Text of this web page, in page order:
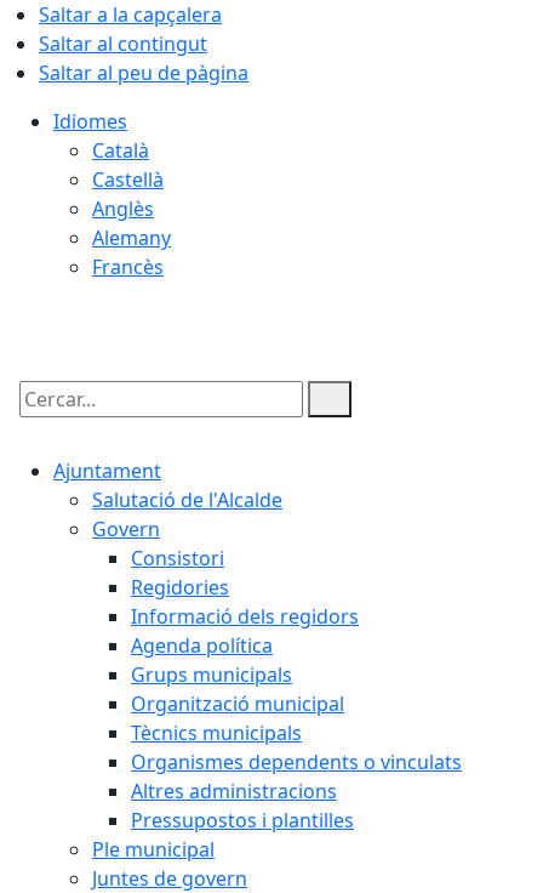
Saltar a la capçalera
Saltar al contingut
Saltar al peu de pàgina
Idiomes
Català
Castellà
Anglès
Alemany
Francès
Cercar:
Ajuntament
Salutació de l'Alcalde
Govern
Consistori
Regidories
Informació dels regidors
Agenda política
Grups municipals
Organització municipal
Tècnics municipals
Organismes dependents o vinculats
Altres administracions
Pressupostos i plantilles
Ple municipal
Juntes de govern